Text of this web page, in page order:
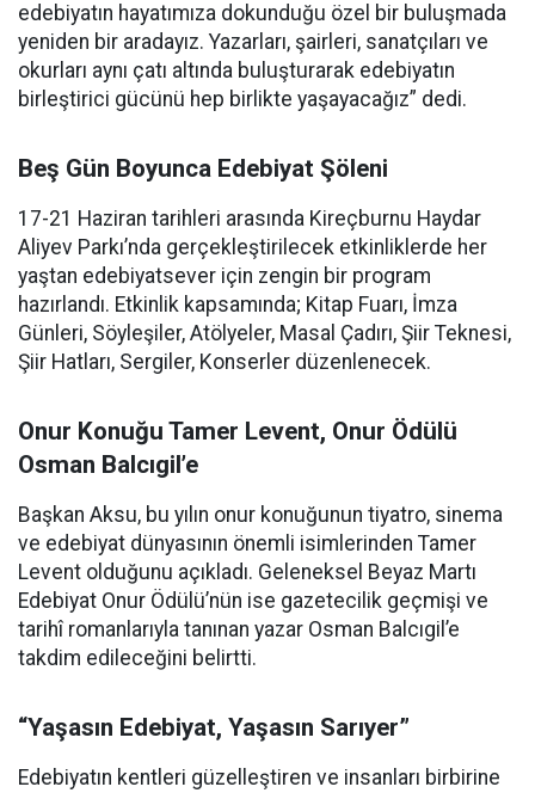
edebiyatın hayatımıza dokunduğu özel bir buluşmada
yeniden bir aradayız. Yazarları, şairleri, sanatçıları ve
okurları aynı çatı altında buluşturarak edebiyatın
birleştirici gücünü hep birlikte yaşayacağız” dedi.
Beş Gün Boyunca Edebiyat Şöleni
17-21 Haziran tarihleri arasında Kireçburnu Haydar
Aliyev Parkı’nda gerçekleştirilecek etkinliklerde her
yaştan edebiyatsever için zengin bir program
hazırlandı. Etkinlik kapsamında; Kitap Fuarı, İmza
Günleri, Söyleşiler, Atölyeler, Masal Çadırı, Şiir Teknesi,
Şiir Hatları, Sergiler, Konserler düzenlenecek.
Onur Konuğu Tamer Levent, Onur Ödülü
Osman Balcıgil’e
Başkan Aksu, bu yılın onur konuğunun tiyatro, sinema
ve edebiyat dünyasının önemli isimlerinden Tamer
Levent olduğunu açıkladı. Geleneksel Beyaz Martı
Edebiyat Onur Ödülü’nün ise gazetecilik geçmişi ve
tarihî romanlarıyla tanınan yazar Osman Balcıgil’e
takdim edileceğini belirtti.
“Yaşasın Edebiyat, Yaşasın Sarıyer”
Edebiyatın kentleri güzelleştiren ve insanları birbirine